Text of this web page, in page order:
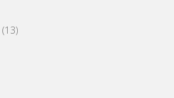
(13)